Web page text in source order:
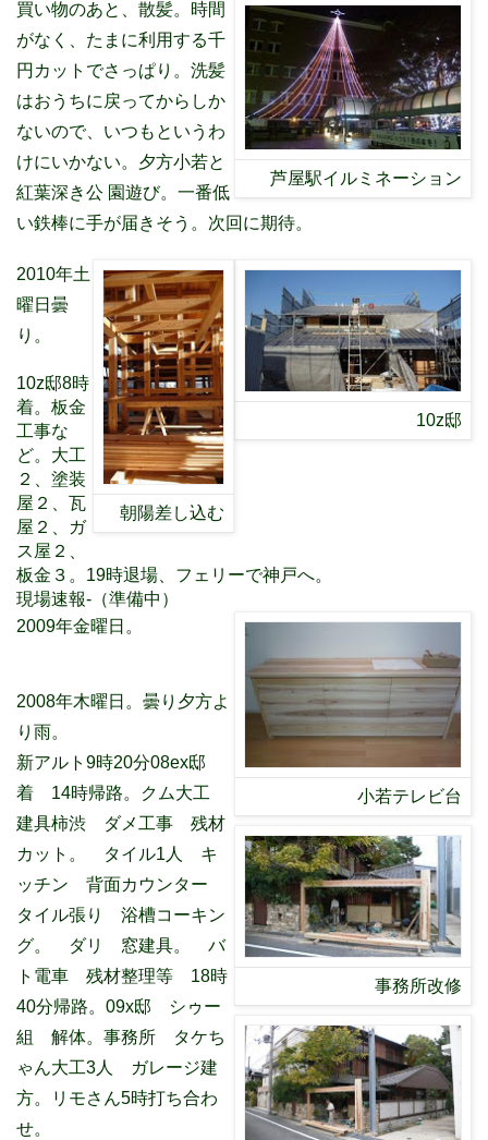
芦屋駅イルミネーション
買い物のあと、散髪。時間
がなく、たまに利用する千
円カットでさっぱり。洗髪
はおうちに戻ってからしか
ないので、いつもというわ
けにいかない。夕方小若と
紅葉深き公 園遊び。一番低
い鉄棒に手が届きそう。次回に期待。
10z邸
朝陽差し込む
2010年土
曜日曇
り。
10z邸8時
着。板金
工事な
ど。大工
２、塗装
屋２、瓦
屋２、ガ
ス屋２、
板金３。19時退場、フェリーで神戸へ。
現場速報-（準備中）
小若テレビ台
2009年金曜日。
事務所改修
2008年木曜日。曇り夕方よ
り雨。
新アルト9時20分08ex邸
着 14時帰路。クム大工
建具柿渋 ダメ工事 残材
カット。 タイル1人 キ
ッチン 背面カウンター
タイル張り 浴槽コーキン
グ。 ダリ 窓建具。 バ
ト電車 残材整理等 18時
40分帰路。09x邸 シゥー
組 解体。事務所 タケち
ゃん大工3人 ガレージ建
方。リモさん5時打ち合わ
せ。